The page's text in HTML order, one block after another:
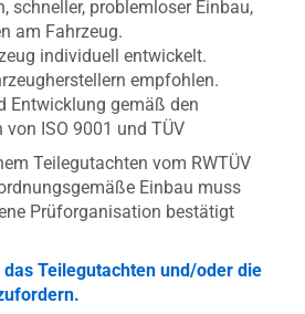
schneller, problemloser Einbau,
am Fahrzeug.
individuell entwickelt.
empfohlen.
Entwicklung gemäß den
von ISO 9001 und TÜV
Teilegutachten vom RWTÜV
Einbau muss
Prüforganisation bestätigt
Teilegutachten und/oder die